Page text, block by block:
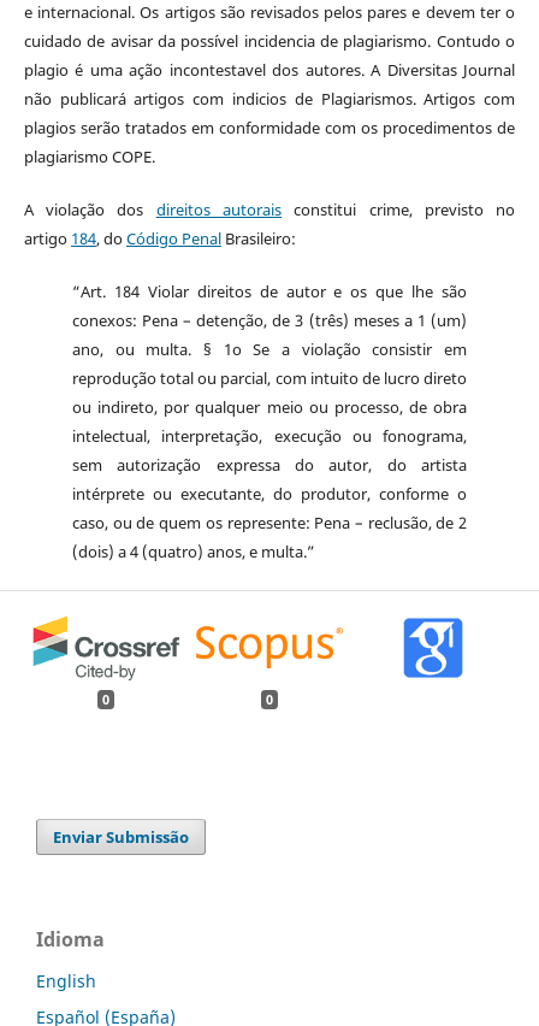
e internacional. Os artigos são revisados pelos pares e devem ter o
cuidado de avisar da possível incidencia de plagiarismo. Contudo o
plagio é uma ação incontestavel dos autores. A Diversitas Journal
não publicará artigos com indicios de Plagiarismos. Artigos com
plagios serão tratados em conformidade com os procedimentos de
plagiarismo COPE.
A violação dos direitos autorais constitui crime, previsto no
artigo 184, doCódigo PenalBrasileiro:
“Art. 184 Violar direitos de autor e os que lhe são
conexos: Pena – detenção, de 3 (três) meses a 1 (um)
ano, ou multa. § 1o Se a violação consistir em
reprodução total ou parcial, com intuito de lucro direto
ou indireto, por qualquer meio ou processo, de obra
intelectual, interpretação, execução ou fonograma,
sem autorização expressa do autor, do artista
intérprete ou executante, do produtor, conforme o
caso, ou de quem os represente: Pena – reclusão, de 2
(dois) a 4 (quatro) anos, e multa.”
0 0
Enviar Submissão
Idioma
English
Español (España)